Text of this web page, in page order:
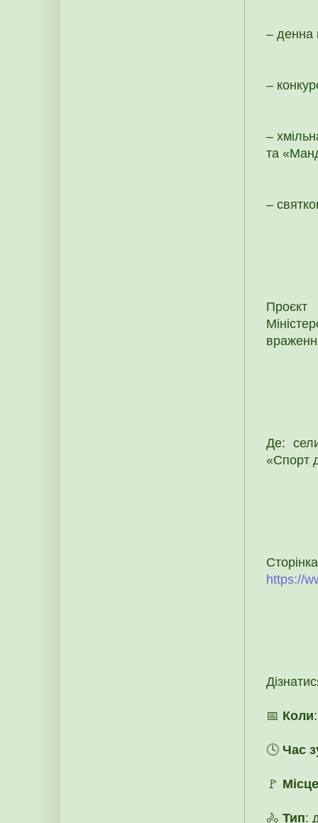
– денна
–
–
та
–
Проєкт
Де:
«Спорт
https://
📅 Коли
🕓 Час
🚩
🚴 Тип: